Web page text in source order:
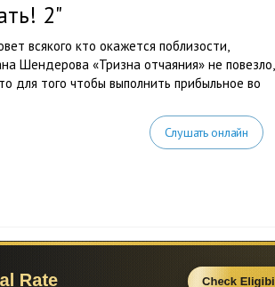
2"
всякого кто окажется поблизости,
Шендерова «Тризна отчаяния» не повезло,
для того чтобы выполнить прибыльное во
Слушать онлайн